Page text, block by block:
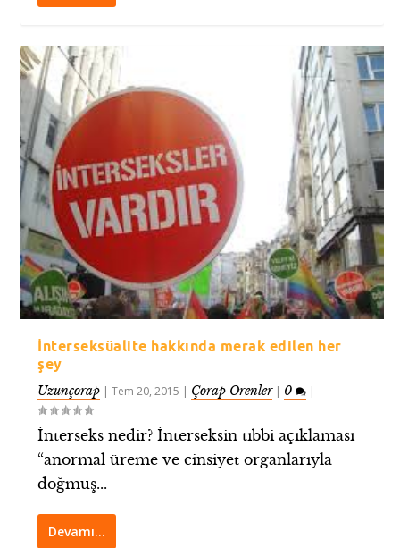
İnterseksüalite hakkında merak edilen her
şey
Uzunçorap |Tem 20, 2015 | Çorap Örenler| 0 |
İnterseks nedir? İnterseksin tıbbi açıklaması
“anormal üreme ve cinsiyet organlarıyla
doğmuş...
Devamı…